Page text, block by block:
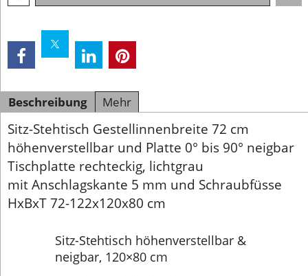
Beschreibung Mehr
Sitz-Stehtisch Gestellinnenbreite 72 cm
höhenverstellbar und Platte 0° bis 90° neigbar
Tischplatte rechteckig, lichtgrau
mit Anschlagskante 5 mm und Schraubfüsse
HxBxT 72-122x120x80 cm
Sitz-Stehtisch höhenverstellbar &
neigbar, 120×80 cm